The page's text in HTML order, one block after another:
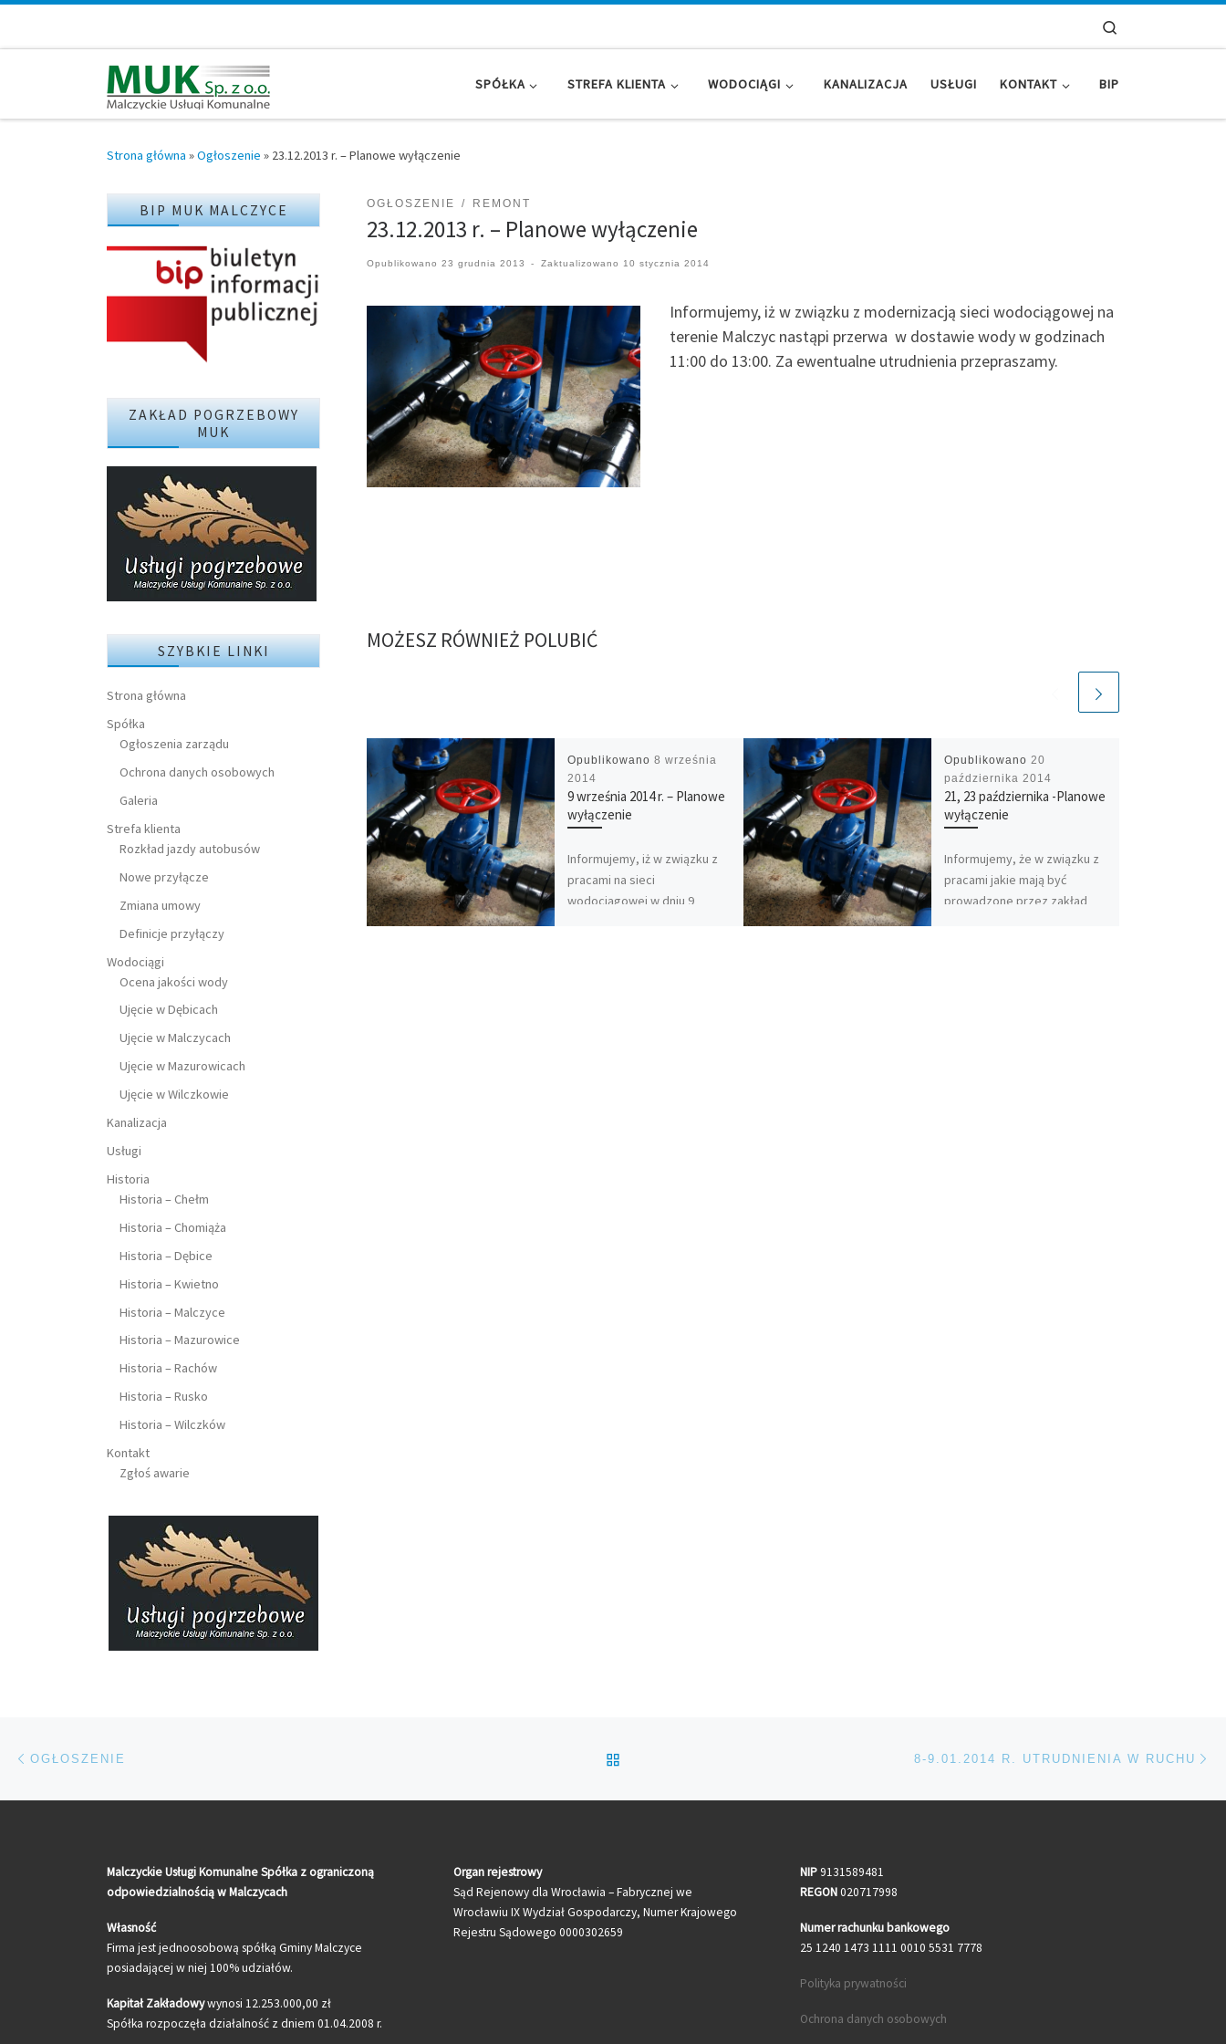
SPÓŁKA STREFA KLIENTA WODOCIĄGI KANALIZACJA USŁUGI KONTAKT BIP
Strona główna »Ogłoszenie » 23.12.2013 r. – Planowe wyłączenie
OGŁOSZENIE REMONT
23.12.2013 r. – Planowe wyłączenie
Opublikowano 23 grudnia 2013 - Zaktualizowano 10 stycznia 2014
Informujemy, iż w związku z modernizacją sieci wodociągowej na
terenie Malczyc nastąpi przerwa w dostawie wody w godzinach
11:00 do 13:00. Za ewentualne utrudnienia przepraszamy.
MOŻESZ RÓWNIEŻ POLUBIĆ
Opublikowano8 września
2014
9 września 2014 r. – Planowe
wyłączenie
Informujemy, iż w związku z
pracami na sieci
wodociągowej w dniu 9
Opublikowano 20
października 2014
21, 23 października -Planowe
wyłączenie
Informujemy, że w związku z
pracami jakie mają być
prowadzone przez zakład
BIP MUK MALCZYCE
ZAKŁAD POGRZEBOWY
MUK
SZYBKIE LINKI
Strona główna
Spółka
Ogłoszenia zarządu
Ochrona danych osobowych
Galeria
Strefa klienta
Rozkład jazdy autobusów
Nowe przyłącze
Zmiana umowy
Definicje przyłączy
Wodociągi
Ocena jakości wody
Ujęcie w Dębicach
Ujęcie w Malczycach
Ujęcie w Mazurowicach
Ujęcie w Wilczkowie
Kanalizacja
Usługi
Historia
Historia – Chełm
Historia – Chomiąża
Historia – Dębice
Historia – Kwietno
Historia – Malczyce
Historia – Mazurowice
Historia – Rachów
Historia – Rusko
Historia – Wilczków
Kontakt
Zgłoś awarie
Nawigacja wpisu
OGŁOSZENIE 8-9.01.2014 R. UTRUDNIENIA W RUCHU
Malczyckie Usługi Komunalne Spółka z ograniczoną
odpowiedzialnością w Malczycach
Własność
Firma jest jednoosobową spółką Gminy Malczyce
posiadającej w niej 100% udziałów.
Kapitał Zakładowywynosi 12.253.000,00 zł
Spółka rozpoczęła działalność z dniem 01.04.2008 r.
Organ rejestrowy
Sąd Rejenowy dla Wrocławia – Fabrycznej we
Wrocławiu IX Wydział Gospodarczy, Numer Krajowego
Rejestru Sądowego 0000302659
NIP9131589481
REGON020717998
Numer rachunku bankowego
25 1240 1473 1111 0010 5531 7778
Polityka prywatności
Ochrona danych osobowych